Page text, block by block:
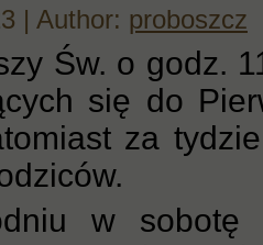
| Author: proboszcz
Św. o godz.
się do
za
w sobotę